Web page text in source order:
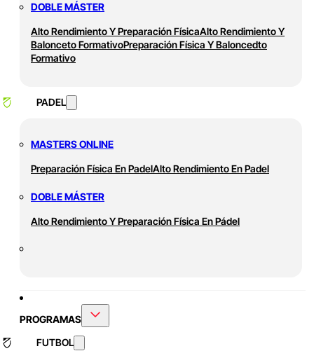
DOBLE MÁSTER
Alto Rendimiento Y Preparación FísicaAlto Rendimiento Y
Balonceto FormativoPreparación Física Y Baloncedto
Formativo
PADEL
MASTERS ONLINE
Preparación Física En PadelAlto Rendimiento En Padel
DOBLE MÁSTER
Alto Rendimiento Y Preparación Física En Pádel
PROGRAMAS
FUTBOL